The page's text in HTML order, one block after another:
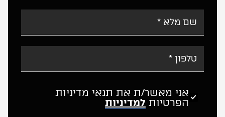
אני מאשר/ת את תנאי מדיניות
הפרטיותלמדיניות